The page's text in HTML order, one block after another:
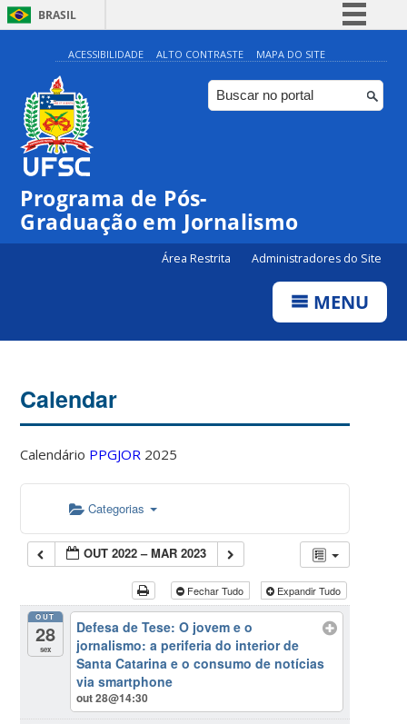
BRASIL
Simplifique!
Comunica BR
Participe
ACESSIBILIDADE ALTO CONTRASTE MAPA DO SITE
Programa de Pós-
Graduação em Jornalismo
Área Restrita Administradores do Site
MENU
Calendar
Calendário PPGJOR 2025
Categorias
OUT 2022 – MAR 2023
Fechar Tudo Expandir Tudo
OUT
28
sex
Defesa de Tese: O jovem e o
jornalismo: a periferia do interior de
Santa Catarina e o consumo de notícias
via smartphone
out 28@14:30